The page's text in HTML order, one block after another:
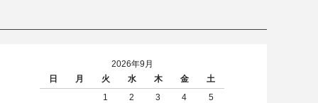
2026年9月
日
月 火 水 木 金
土
1
2 3 4
5